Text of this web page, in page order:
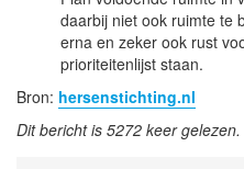
daarbij niet ook ruimte te
erna en zeker ook rust
prioriteitenlijst staan.
Bron: hersenstichting.nl
Dit bericht is 5272 keer gelezen.